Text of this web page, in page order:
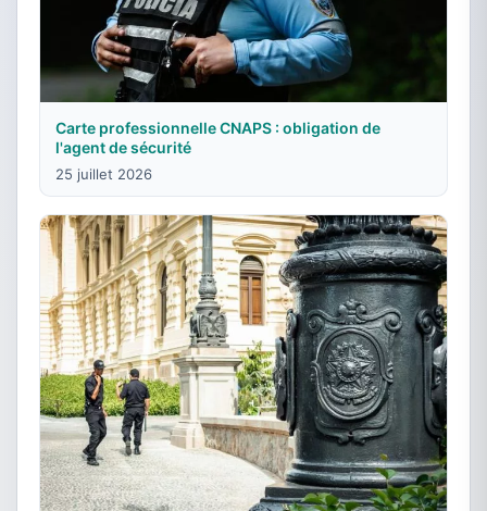
Carte professionnelle CNAPS : obligation de
l'agent de sécurité
25 juillet 2026